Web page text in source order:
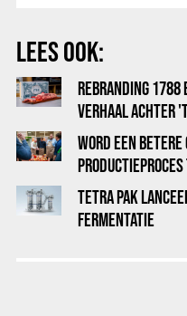
LEES OOK:
REBRANDING 1788
VERHAAL ACHTER
WORD EEN BETERE
TETRA PAK
FERMENTATIE